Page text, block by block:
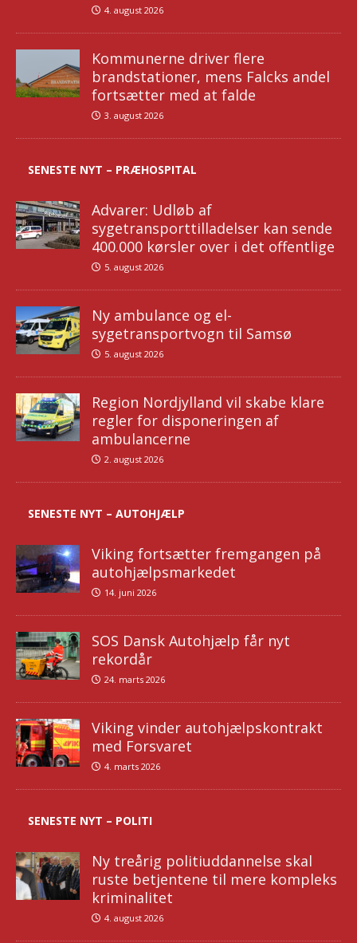
4. august 2026
Kommunerne driver flere
brandstationer, mens Falcks andel
fortsætter med at falde
3. august 2026
SENESTE NYT – PRÆHOSPITAL
Advarer: Udløb af
sygetransporttilladelser kan sende
400.000 kørsler over i det offentlige
5. august 2026
Ny ambulance og el-
sygetransportvogn til Samsø
5. august 2026
Region Nordjylland vil skabe klare
regler for disponeringen af
ambulancerne
2. august 2026
SENESTE NYT – AUTOHJÆLP
Viking fortsætter fremgangen på
autohjælpsmarkedet
14. juni 2026
SOS Dansk Autohjælp får nyt
rekordår
24. marts 2026
Viking vinder autohjælpskontrakt
med Forsvaret
4. marts 2026
SENESTE NYT – POLITI
Ny treårig politiuddannelse skal
ruste betjentene til mere kompleks
kriminalitet
4. august 2026